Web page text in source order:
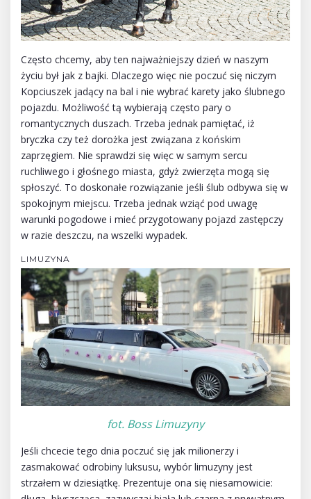
Często chcemy, aby ten najważniejszy dzień w naszym
życiu był jak z bajki. Dlaczego więc nie poczuć się niczym
Kopciuszek jadący na bal i nie wybrać karety jako ślubnego
pojazdu. Możliwość tą wybierają często pary o
romantycznych duszach. Trzeba jednak pamiętać, iż
bryczka czy też dorożka jest związana z końskim
zaprzęgiem. Nie sprawdzi się więc w samym sercu
ruchliwego i głośnego miasta, gdyż zwierzęta mogą się
spłoszyć. To doskonałe rozwiązanie jeśli ślub odbywa się w
spokojnym miejscu. Trzeba jednak wziąć pod uwagę
warunki pogodowe i mieć przygotowany pojazd zastępczy
w razie deszczu, na wszelki wypadek.
LIMUZYNA
fot. Boss Limuzyny
Jeśli chcecie tego dnia poczuć się jak milionerzy i
zasmakować odrobiny luksusu, wybór limuzyny jest
strzałem w dziesiątkę. Prezentuje ona się niesamowicie: